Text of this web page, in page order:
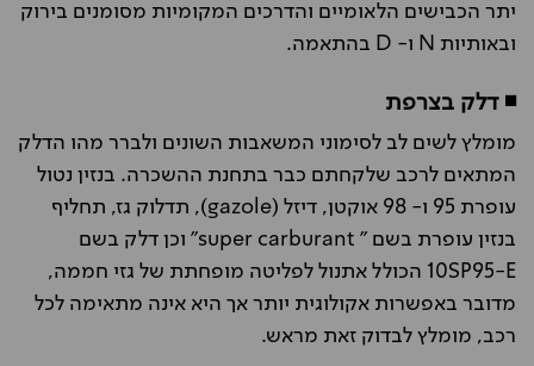
יתר הכבישים הלאומיים והדרכים המקומיות מסומנים בירוק
ובאותיות N ו- D בהתאמה.
◾ דלק בצרפת
מומלץ לשים לב לסימוני המשאבות השונים ולברר מהו הדלק
המתאים לרכב שלקחתם כבר בתחנת ההשכרה. בנזין נטול
עופרת 95 ו- 98 אוקטן, דיזל (
gazole), תדלוק גז, תחליף
בנזין עופרת בשם " super carburant" וכן דלק בשם
SP95-E
10 הכולל אתנול לפליטה מופחתת של גזי חממה,
מדובר באפשרות אקולוגית יותר אך היא אינה מתאימה לכל
רכב, מומלץ לבדוק זאת מראש.